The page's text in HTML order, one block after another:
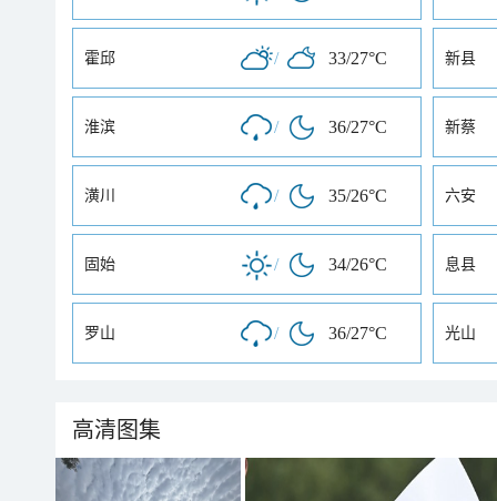
霍邱 / 33/27°C 新县
淮滨 / 36/27°C 新蔡
潢川 / 35/26°C 六安
固始 / 34/26°C 息县
罗山 / 36/27°C 光山
高清图集